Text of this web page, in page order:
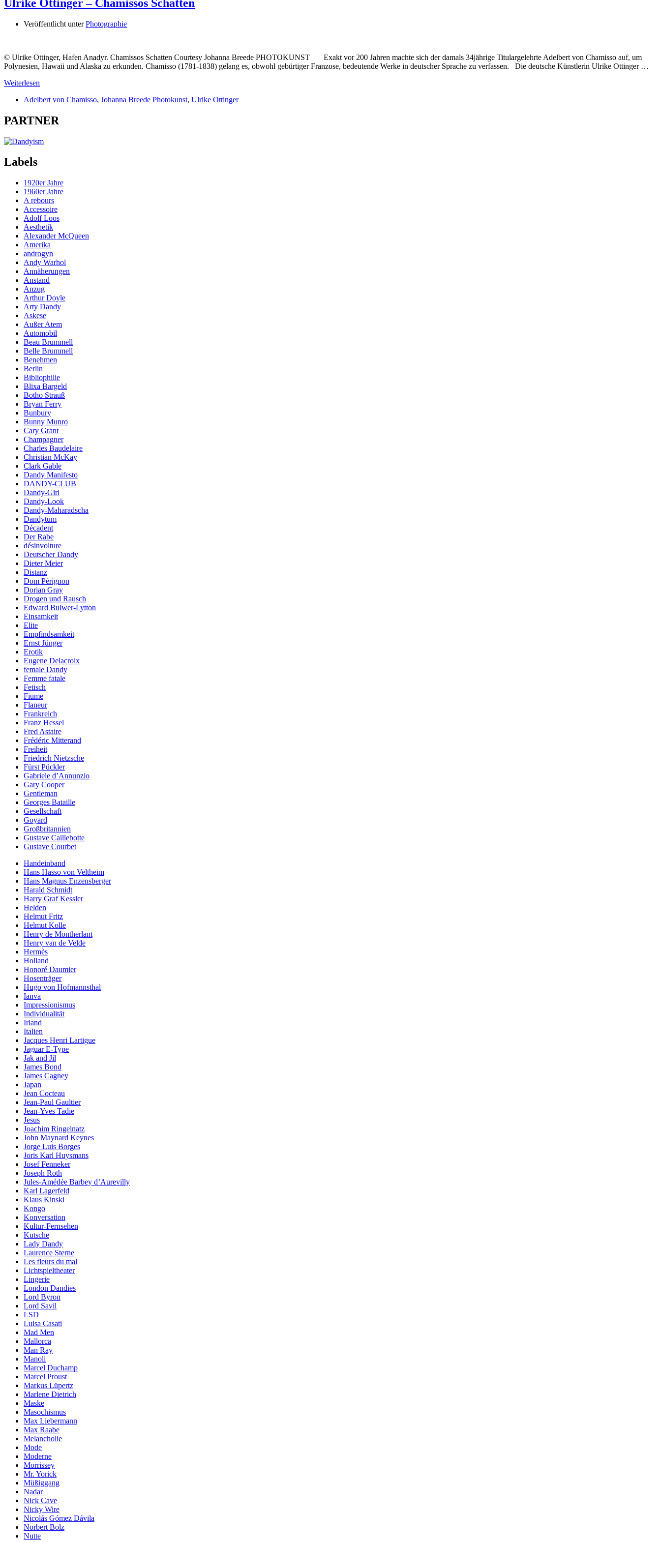
Ulrike Ottinger – Chamissos Schatten
Veröffentlicht unterPhotographie
© Ulrike Ottinger, Hafen Anadyr. Chamissos Schatten Courtesy Johanna Breede PHOTOKUNST Exakt vor 200 Jahren machte sich der damals 34jährige Titulargelehrte Adelbert von Chamisso auf, um
Polynesien, Hawaii und Alaska zu erkunden. Chamisso (1781-1838) gelang es, obwohl gebürtiger Franzose, bedeutende Werke in deutscher Sprache zu verfassen. Die deutsche Künstlerin Ulrike Ottinger …
Weiterlesen
Adelbert von Chamisso, Johanna Breede Photokunst, Ulrike Ottinger
PARTNER
Labels
1920er Jahre
1960er Jahre
A rebours
Accessoire
Adolf Loos
Aesthetik
Alexander McQueen
Amerika
androgyn
Andy Warhol
Annäherungen
Anstand
Anzug
Arthur Doyle
Arty Dandy
Askese
Außer Atem
Automobil
Beau Brummell
Belle Brummell
Benehmen
Berlin
Bibliophilie
Blixa Bargeld
Botho Strauß
Bryan Ferry
Bunbury
Bunny Munro
Cary Grant
Champagner
Charles Baudelaire
Christian McKay
Clark Gable
Dandy Manifesto
DANDY-CLUB
Dandy-Girl
Dandy-Look
Dandy-Maharadscha
Dandytum
Décadent
Der Rabe
désinvolture
Deutscher Dandy
Dieter Meier
Distanz
Dom Pérignon
Dorian Gray
Drogen und Rausch
Edward Bulwer-Lytton
Einsamkeit
Elite
Empfindsamkeit
Ernst Jünger
Erotik
Eugene Delacroix
female Dandy
Femme fatale
Fetisch
Fiume
Flaneur
Frankreich
Franz Hessel
Fred Astaire
Frédéric Mitterand
Freiheit
Friedrich Nietzsche
Fürst Pückler
Gabriele d’Annunzio
Gary Cooper
Gentleman
Georges Bataille
Gesellschaft
Goyard
Großbritannien
Gustave Caillebotte
Gustave Courbet
Handeinband
Hans Hasso von Veltheim
Hans Magnus Enzensberger
Harald Schmidt
Harry Graf Kessler
Helden
Helmut Fritz
Helmut Kolle
Henry de Montherlant
Henry van de Velde
Hermès
Holland
Honoré Daumier
Hosenträger
Hugo von Hofmannsthal
Ianva
Impressionismus
Individualität
Irland
Italien
Jacques Henri Lartigue
Jaguar E-Type
Jak and Jil
James Bond
James Cagney
Japan
Jean Cocteau
Jean-Paul Gaultier
Jean-Yves Tadie
Jesus
Joachim Ringelnatz
John Maynard Keynes
Jorge Luis Borges
Joris Karl Huysmans
Josef Fenneker
Joseph Roth
Jules-Amédée Barbey d’Aurevilly
Karl Lagerfeld
Klaus Kinski
Kongo
Konversation
Kultur-Fernsehen
Kutsche
Lady Dandy
Laurence Sterne
Les fleurs du mal
Lichtspieltheater
Lingerie
London Dandies
Lord Byron
Lord Savil
LSD
Luisa Casati
Mad Men
Mallorca
Man Ray
Manoli
Marcel Duchamp
Marcel Proust
Markus Lüpertz
Marlene Dietrich
Maske
Masochismus
Max Liebermann
Max Raabe
Melancholie
Mode
Moderne
Morrissey
Mr. Yorick
Müßiggang
Nadar
Nick Cave
Nicky Wire
Nicolás Gómez Dávila
Norbert Bolz
Nutte